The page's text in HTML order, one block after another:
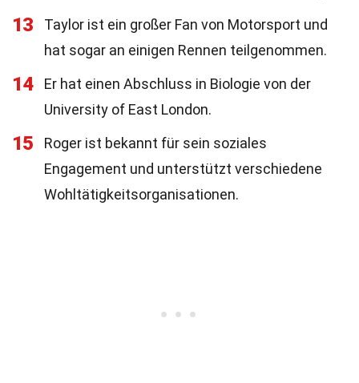
13
Taylor ist ein großer Fan von Motorsport und
hat sogar an einigen Rennen teilgenommen.
14
Er hat einen Abschluss in Biologie von der
University of East London.
15
Roger ist bekannt für sein soziales
Engagement und unterstützt verschiedene
Wohltätigkeitsorganisationen.